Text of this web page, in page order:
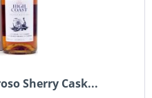
Sherry Cask...